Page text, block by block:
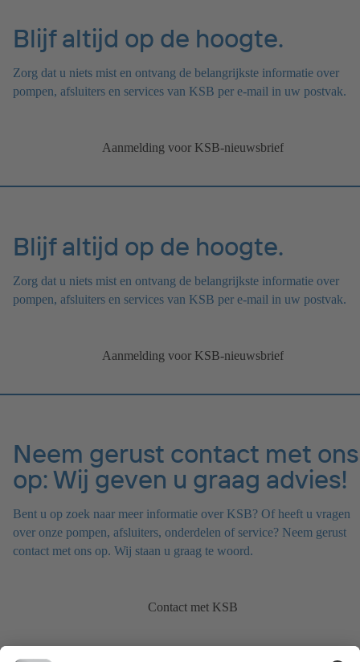
Blijf altijd op de hoogte.
Zorg dat u niets mist en ontvang de belangrijkste informatie over
pompen, afsluiters en services van KSB per e-mail in uw postvak.
Aanmelding voor KSB-nieuwsbrief
Blijf altijd op de hoogte.
Zorg dat u niets mist en ontvang de belangrijkste informatie over
pompen, afsluiters en services van KSB per e-mail in uw postvak.
Aanmelding voor KSB-nieuwsbrief
Neem gerust contact met ons
op: Wij geven u graag advies!
Bent u op zoek naar meer informatie over KSB? Of heeft u vragen
over onze pompen, afsluiters, onderdelen of service? Neem gerust
contact met ons op. Wij staan u graag te woord.
Contact met KSB